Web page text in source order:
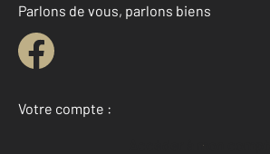
Parlons de vous, parlons biens
Votre compte :
Accéder à mon compte